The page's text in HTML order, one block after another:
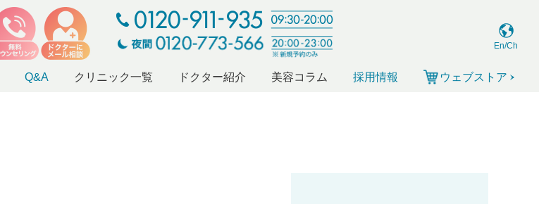
En/Ch
Q&A クリニック一覧 ドクター紹介 美容コラム 採用情報 ウェブストア